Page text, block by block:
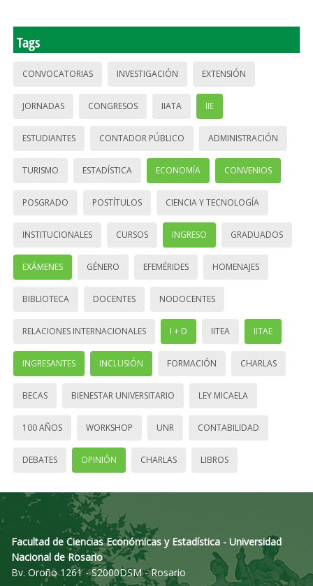
Tags
CONVOCATORIAS INVESTIGACIÓN EXTENSIÓN
JORNADAS CONGRESOS IIATA IIE
ESTUDIANTES CONTADOR PÚBLICO ADMINISTRACIÓN
TURISMO ESTADÍSTICA ECONOMÍA CONVENIOS
POSGRADO POSTÍTULOS CIENCIA Y TECNOLOGÍA
INSTITUCIONALES CURSOS INGRESO GRADUADOS
EXÁMENES GÉNERO EFEMÉRIDES HOMENAJES
BIBLIOTECA DOCENTES NODOCENTES
RELACIONES INTERNACIONALES I + D IITEA IITAE
INGRESANTES INCLUSIÓN FORMACIÓN CHARLAS
BECAS BIENESTAR UNIVERSITARIO LEY MICAELA
100 AÑOS WORKSHOP UNR CONTABILIDAD
DEBATES OPINIÓN CHARLAS LIBROS
Facultad de Ciencias Económicas y Estadística - Universidad
Nacional de Rosario
Bv. Oroño 1261 - S2000DSM - Rosario